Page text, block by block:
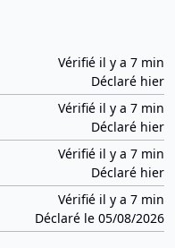
Vérifié il y a 7 min
Déclaré hier
Vérifié il y a 7 min
Déclaré hier
Vérifié il y a 7 min
Déclaré hier
Vérifié il y a 7 min
Déclaré le 05/08/2026